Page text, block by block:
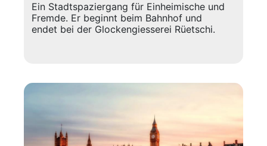
Ein Stadtspaziergang für Einheimische und
Fremde. Er beginnt beim Bahnhof und
endet bei der Glockengiesserei Rüetschi.